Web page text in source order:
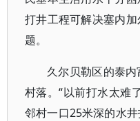
打井工程可解决塞内
题。
久尔贝勒区的泰
村落。“以前打水太难
邻村一口25米深的水